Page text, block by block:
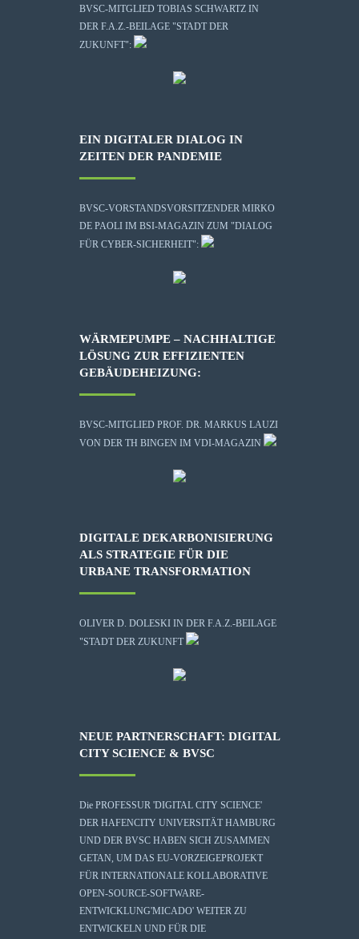
BVSC-MITGLIED TOBIAS SCHWARTZ IN
DER F.A.Z.-BEILAGE "STADT DER
ZUKUNFT":
EIN DIGITALER DIALOG IN
ZEITEN DER PANDEMIE
BVSC-VORSTANDSVORSITZENDER MIRKO
DE PAOLI IM BSI-MAGAZIN ZUM "DIALOG
FÜR CYBER-SICHERHEIT":
WÄRMEPUMPE – NACHHALTIGE
LÖSUNG ZUR EFFIZIENTEN
GEBÄUDEHEIZUNG:
BVSC-MITGLIED PROF. DR. MARKUS LAUZI
VON DER TH BINGEN IM VDI-MAGAZIN
DIGITALE DEKARBONISIERUNG
ALS STRATEGIE FÜR DIE
URBANE TRANSFORMATION
OLIVER D. DOLESKI IN DER F.A.Z.-BEILAGE
"STADT DER ZUKUNFT
NEUE PARTNERSCHAFT: DIGITAL
CITY SCIENCE & BVSC
Die PROFESSUR 'DIGITAL CITY SCIENCE'
DER HAFENCITY UNIVERSITÄT HAMBURG
UND DER BVSC HABEN SICH ZUSAMMEN
GETAN, UM DAS EU-VORZEIGEPROJEKT
FÜR INTERNATIONALE KOLLABORATIVE
OPEN-SOURCE-SOFTWARE-
ENTWICKLUNG'MICADO' WEITER ZU
ENTWICKELN UND FÜR DIE